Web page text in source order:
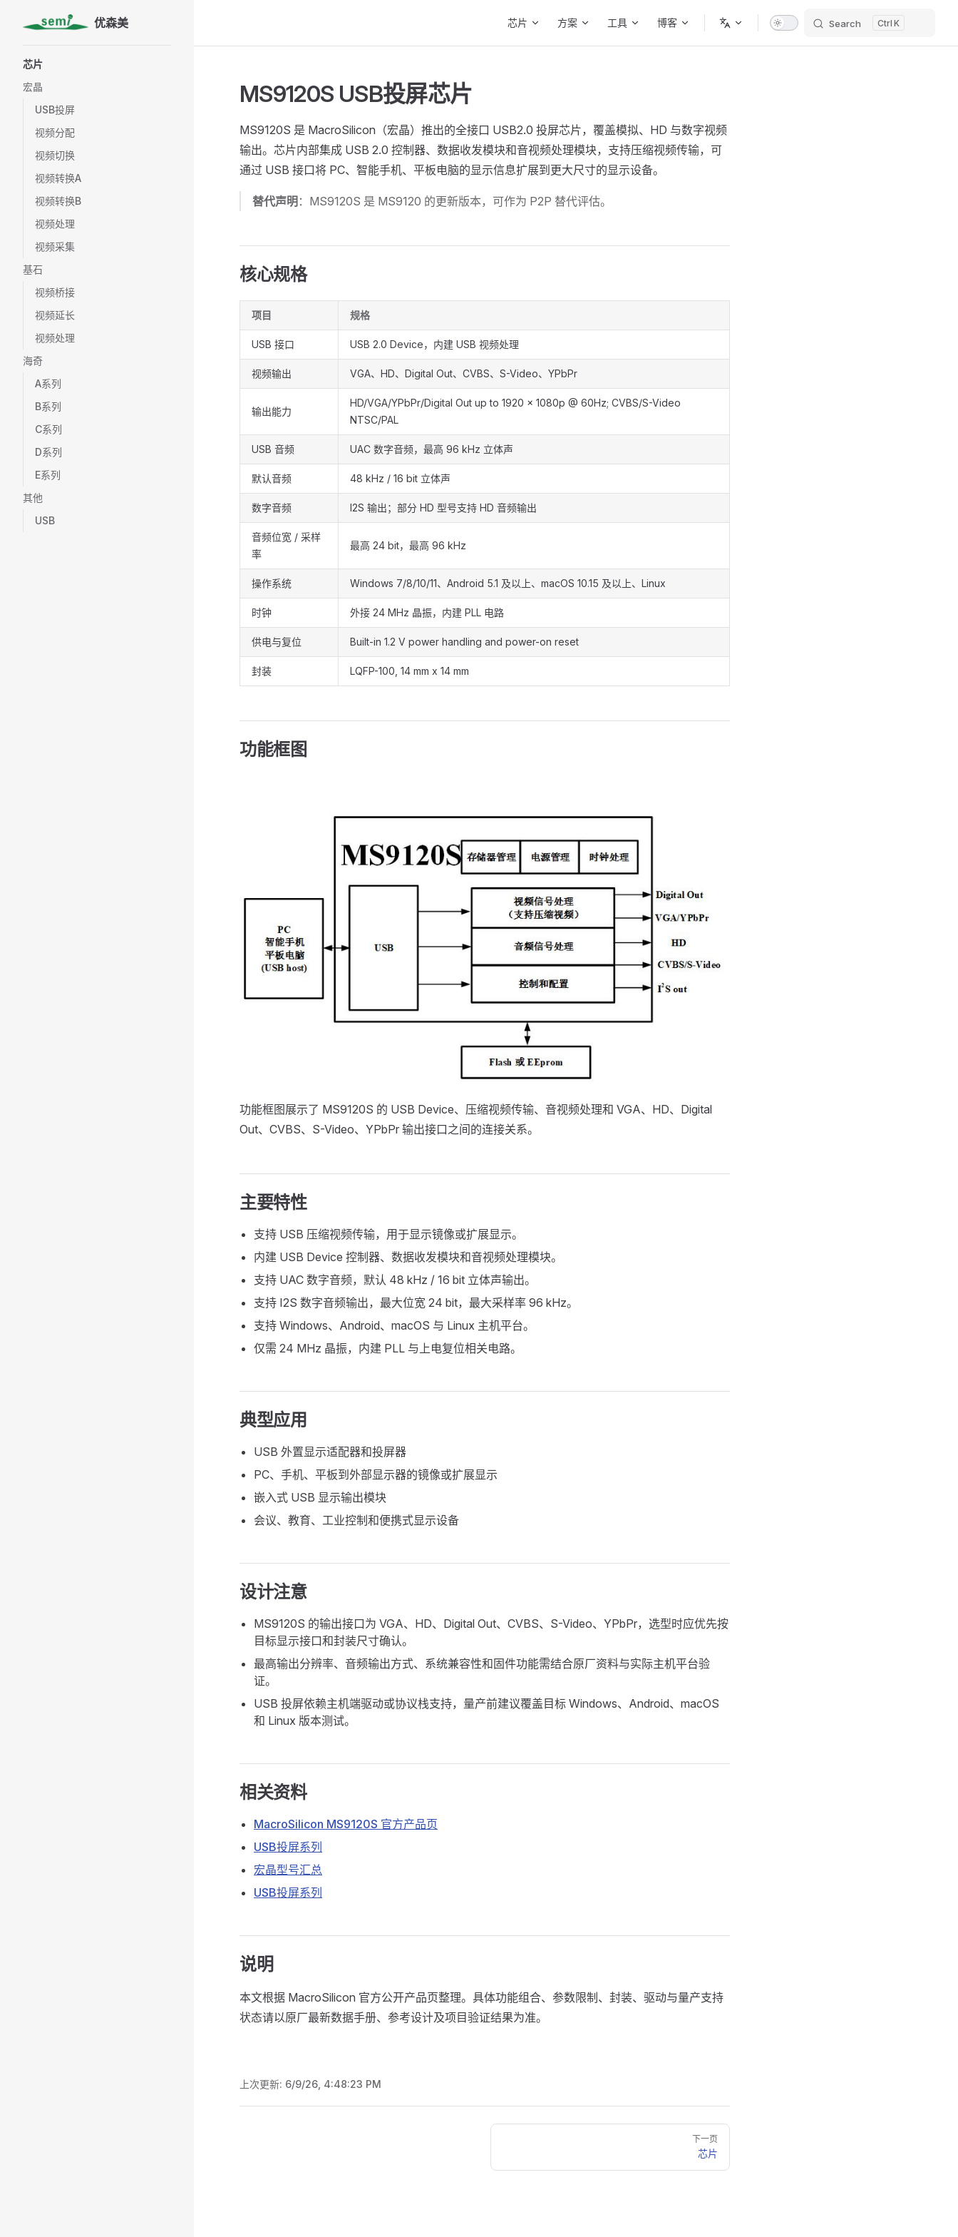
Skip to content 优森美 Search K
芯片 方案 工具 博客
芯片
宏晶
USB投屏
视频分配
视频切换
视频转换A
视频转换B
视频处理
视频采集
基石
视频桥接
视频延长
视频处理
海奇
A系列
B系列
C系列
D系列
E系列
其他
USB
MS9120S USB投屏芯片
MS9120S 是 MacroSilicon（宏晶）推出的全接口 USB2.0 投屏芯片，覆盖模拟、HD 与数字视频
输出。芯片内部集成 USB 2.0 控制器、数据收发模块和音视频处理模块，支持压缩视频传输，可
通过 USB 接口将 PC、智能手机、平板电脑的显示信息扩展到更大尺寸的显示设备。
替代声明 ：MS9120S 是 MS9120 的更新版本，可作为 P2P 替代评估。
核心规格
项目 规格
USB 接口 USB 2.0 Device，内建 USB 视频处理
视频输出 VGA、HD、Digital Out、CVBS、S-Video、YPbPr
输出能力
HD/VGA/YPbPr/Digital Out up to 1920 x 1080p @ 60Hz; CVBS/S-Video
NTSC/PAL
USB 音频 UAC 数字音频，最高 96 kHz 立体声
默认音频 48 kHz / 16 bit 立体声
数字音频 I2S 输出；部分 HD 型号支持 HD 音频输出
音频位宽 / 采样
率
最高 24 bit，最高 96 kHz
操作系统 Windows 7/8/10/11、Android 5.1 及以上、macOS 10.15 及以上、Linux
时钟 外接 24 MHz 晶振，内建 PLL 电路
供电与复位 Built-in 1.2 V power handling and power-on reset
封装 LQFP-100, 14 mm x 14 mm
功能框图
功能框图展示了 MS9120S 的 USB Device、压缩视频传输、音视频处理和 VGA、HD、Digital
Out、CVBS、S-Video、YPbPr 输出接口之间的连接关系。
主要特性
支持 USB 压缩视频传输，用于显示镜像或扩展显示。
内建 USB Device 控制器、数据收发模块和音视频处理模块。
支持 UAC 数字音频，默认 48 kHz / 16 bit 立体声输出。
支持 I2S 数字音频输出，最大位宽 24 bit，最大采样率 96 kHz。
支持 Windows、Android、macOS 与 Linux 主机平台。
仅需 24 MHz 晶振，内建 PLL 与上电复位相关电路。
典型应用
USB 外置显示适配器和投屏器
PC、手机、平板到外部显示器的镜像或扩展显示
嵌入式 USB 显示输出模块
会议、教育、工业控制和便携式显示设备
设计注意
MS9120S 的输出接口为 VGA、HD、Digital Out、CVBS、S-Video、YPbPr，选型时应优先按
目标显示接口和封装尺寸确认。
最高输出分辨率、音频输出方式、系统兼容性和固件功能需结合原厂资料与实际主机平台验
证。
USB 投屏依赖主机端驱动或协议栈支持，量产前建议覆盖目标 Windows、Android、macOS
和 Linux 版本测试。
相关资料
MacroSilicon MS9120S 官方产品页
USB投屏系列
宏晶型号汇总
USB投屏系列
说明
本文根据 MacroSilicon 官方公开产品页整理。具体功能组合、参数限制、封装、驱动与量产支持
状态请以原厂最新数据手册、参考设计及项目验证结果为准。
上次更新: 6/9/26, 4:48:23 PM
下一页
芯片